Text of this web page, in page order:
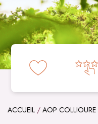
ACCUEIL / AOP COLLIOURE